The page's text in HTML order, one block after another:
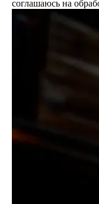
соглашаюсь на